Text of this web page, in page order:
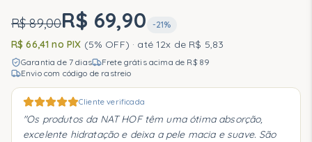
Ressecamento Intenso
Vermelhidão e Sensibilidade
Reparo e Conforto
Ciência
Nossa abordagem científica
R$ 89,00R$ 69,90 -21%
R$ 66,41 no PIX (5% OFF) · até 12x de R$ 5,83
Garantia de 7 dias Frete grátis acima de R$ 89
Envio com código de rastreio
Cliente verificada
"Os produtos da NAT HOF têm uma ótima absorção,
excelente hidratação e deixa a pele macia e suave. São